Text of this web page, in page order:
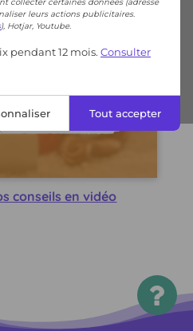
leurs actions publicitaires.
), Hotjar, Youtube.
pendant 12 mois. Consulter
Tout accepter